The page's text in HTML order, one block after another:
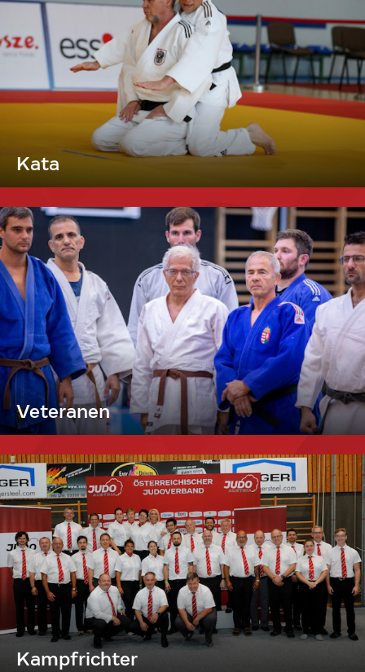
Kata
Veteranen
Kampfrichter